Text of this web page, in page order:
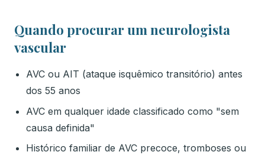
Quando procurar um neurologista
vascular
AVC ou AIT (ataque isquêmico transitório) antes
dos 55 anos
AVC em qualquer idade classificado como "sem
causa definida"
Histórico familiar de AVC precoce, tromboses ou